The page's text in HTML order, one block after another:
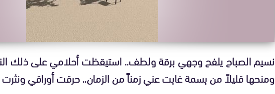
نسيم الصباح يلفح وجهي برقة ولطف.. استيقظت أحلامي على ذلك
ومنحها قليلاً من بسمة غابت عني زمناً من الزمان.. حرقت أوراقي ونثرت